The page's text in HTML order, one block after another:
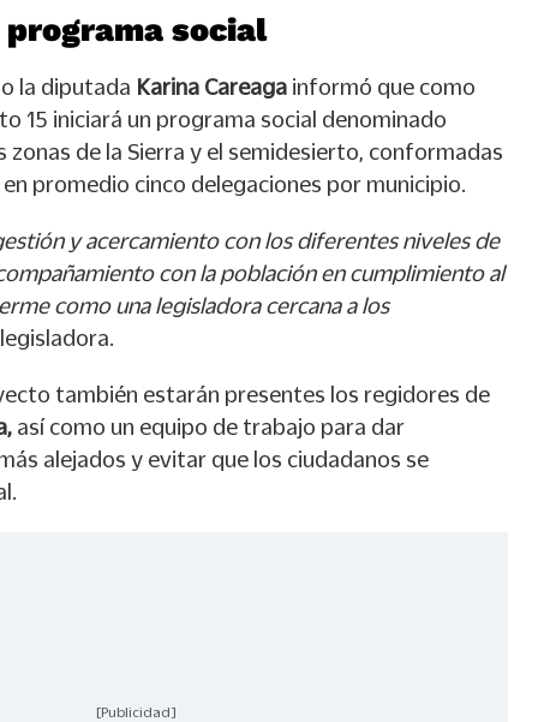
social
la diputada Karina Careaga informó que como
15 iniciará un programa social denominado
zonas de la Sierra y el semidesierto, conformadas
promedio cinco delegaciones por municipio.
y acercamiento con los diferentes niveles de
con la población en cumplimiento al
como una legisladora cercana a los
también estarán presentes los regidores de
así como un equipo de trabajo para dar
alejados y evitar que los ciudadanos se
[Publicidad]